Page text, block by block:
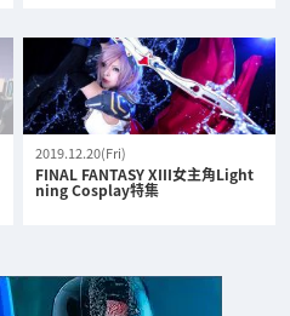
2019.12.20(Fri)
FINAL FANTASY XIII女主角Light
ning Cosplay特集